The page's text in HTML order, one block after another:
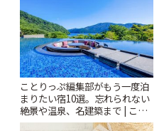
ことりっぷ編集部がもう一度泊
まりたい宿10選。忘れられない
絶景や温泉、名建築まで | こと
りっぷ